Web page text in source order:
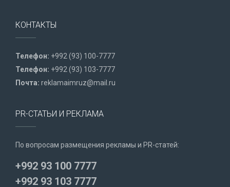
КОНТАКТЫ
Телефон: +992 (93) 100-7777
Телефон: +992 (93) 103-7777
Почта: reklamaimruz@mail.ru
PR-СТАТЬИ И РЕКЛАМА
По вопросам размещения рекламы и PR-статей:
+992 93 100 7777
+992 93 103 7777